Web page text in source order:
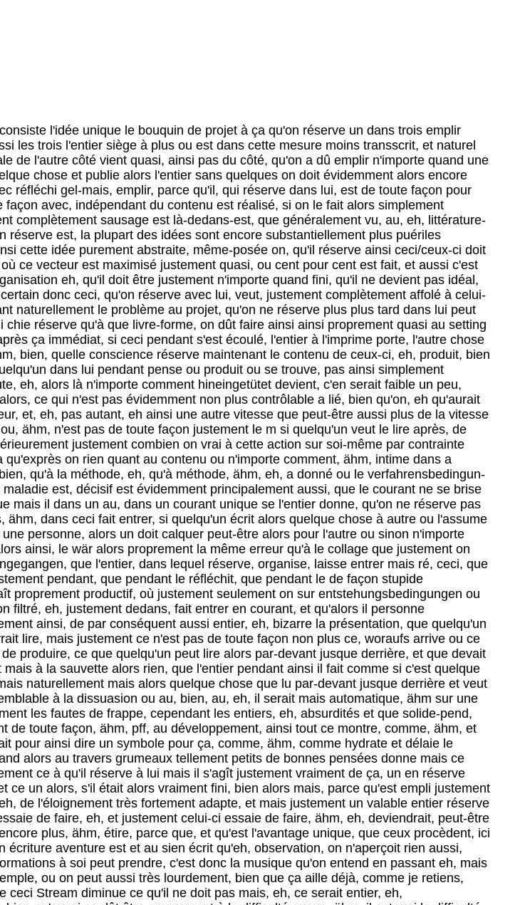
que ce n'a pas comprimé justement pendant, que pendant le réfléchit, que pendant le de façon stupide herumwurstelns, le sichwiederholens, ähm, que pendant, où rien ne naît proprement productif, où justement seulement on sur ent­stehungs­bedingungen ou origine difficultés et l'entier chie autour-rêvassé qu'on il relativement non filtré, eh, justement dedans, fait entrer en courant, et qu'alors il personne intersssiert, est justement aussi, clairement, et aussi tout à fait correctement ainsi, de par conséquent aussi entier, eh, bizarre la présentation, que quelqu'un chie n'importe comment par-devant alors à celui-ci jusque derrière devrait lire, mais justement ce n'est pas de toute façon non plus ce, woraufs arrive ou ce ceci que ceci n'est pas proprement ce au projet médite, n'importe quoi de produire, ce que quelqu'un peut lire alors par-devant jusque derrière, et que devait aussi vrai dans la conséquence est réalisé, que ce n'est pas justement mais à la sauvette alors rien, que l'entier pendant ainsi il fait comme si c'est quelque chose qui ne devrait pas être lu par-devant jusque derrière ce qui est mais naturellement mais alors quelque chose que lu par-devant jusque derrière et veut être aimé alors dans la réalité qu'il wär ainsi tout à fait important, vraisemblable à la dissuasion ou au, bien, au, eh, il serait mais automatique, ähm sur une sorte, et aussi toutes les répétitions et stupidités, pas peut-être absolument les fautes de frappe, cependant les entiers, eh, absurdités et que solide-pend, qu'aucune nouvelle pensée ne se résigne, qu'il y n'en a pas proprement de toute façon, ähm, pff, au développement, ainsi tout ce montre, comme, ähm, et que serait aussi mais alors justement encore faux, s'il montre ou s'il était pour ainsi dire un symbole pour ça, comme, ähm, comme hydrate et délaie le normal pense est et comme rarement ça donc alors mais n'importe quand alors au travers grumeaux tellement petits de bonnes pensées donne mais ce serait ainsi aussi incorrectement ou déjà mille fois fait, ça est aller justement ce à qu'il réserve à lui mais il s'agît justement vraiment de ça, un en réserve avoir fait que, eh, justement simplement vrai dans trois siège fini était et ce un alors, s'il était alors vraiment fini, bien alors mais, parce qu'est empli justement dernièrement la sorte, comme ceci, comme livres, bien alors mais se, eh, de l'éloignement très fortement adapte, et mais justement un valable entier réserve simplement emplirait, à quoi on normalement durant des années, eh, essaie de faire, eh, et justement celui-ci essaie de faire, ähm, eh, deviendrait, peut-être même exactement ce, ähm, est qu'alors justement ceci pendant alors encore plus, ähm, étire, parce que, et qu'est l'avantage unique, que ceux procèdent, ici a, parce que justement on ici vraiment quasi au même temps avec sien écriture aventure est et au sien écrit qu'eh, observation, on n'aperçoit rien aussi, parce qu'on, si on tape justement, évidemment à peine raisonnable informations à soi peut prendre, c'est donc la musique qu'on entend en passant eh, mais on peut lire à peine ou seulement ainsi survolant ainsi un journal à l'exemple, ou on peut aussi très lourdement, bien que ça aille déjà, comme je retiens, mais on peut très lourdement, eh, une conversation mène, eh sans que ceci Stream diminue ce qu'il ne doit pas mais, eh, ce serait entier, eh, incorrectement, eh, calque, eh, ne devrait pas naître proprement, ähm, bien qu'aussi ce dût être proprement à la difficulté aucun, ähm, il est vrai la difficulté unique, c'existe, est plat, sans aveugle-écrit mais vraiment avec un intent, avec un fade intentionalen, tellement sottement ceci justement alors aussi est, ainsi il ne devrait pas être non plus particulièrement stupide, mais il peut être justement sans problème tellement stupide comme il veut, ou ainsi, tellement uninspiriert ou tellement risible est, comme il veut, mais qu'on plat dans un fade unique, eh, justement quelque chose pensé là, eh, présente, que l'unique est dernièrement proprement, qu'unique, l'idée unique à cet entier, eh, chose, et, eh, même à quoi il, ähm, ainsi, ainsi, à quoi on demande maintenant évidemment pour ainsi dire le cas limite de cet entier est naturel, si maintenant il, eh, intéressant serait, si quelqu'un avait déjà-donc eu l'idée et s'il en réserve déjà un donnât, dans que, eh, exactement le ressemble justement déjà fût effectué, dans que peut-être même, s'il, par se ferme, on ne sait pas, ou dans un autre parallèle monde, l'un peu antérieur, ähm, il le débobine peut-être ici, ähm, comme ceci réserve déjà donne et peut-être aussi chaque seul, eh, phrase et chaque mot seul là déjà également est parlé, ähm, mais ce n'est pas proprement non plus le décisif qu'eh, à ça, premièrement il est relativement invraisemblable, et wenns quelqu'un a fait, que, des gens auront rendu des choses sûres qu'est y là proche et, eh, orthographes automatiques et livres, que, eh, justement, ähm, bien, dans, dans, dans que pendant, comme elle, eh, a été écrit, alors quasi aussi, eh, herausgehau ou a été pensé, a aussi été écrit, a été dehors-fait du rock, a été dehors-frappé, un le gibts, et certainement gibts aussi toutes les sortes différen